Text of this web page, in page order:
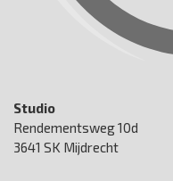
Studio
Rendementsweg 10d
3641 SK Mijdrecht